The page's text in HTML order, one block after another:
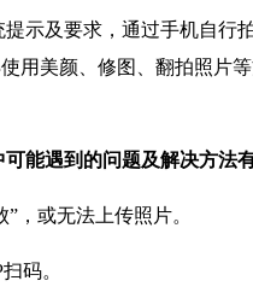
示及要求，通过手机自行
用美颜、修图、翻拍照片
能遇到的问题及解决方法
，或无法上传照片。
码。